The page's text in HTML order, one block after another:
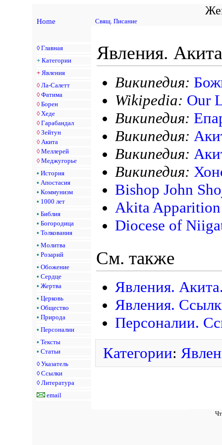
Home Свящ. Писание
◊ Главная
+ Категории
+ Явления
◊ Ла-Салетт
◊ Фатима
◊ Борен
◊ Хеде
◊ Гарабандал
◊ Зейтун
◊ Акита
◊ Меллерей
◊ Меджугорье
• История
• Апостасия
• Коммунизм
• 1000 лет
• Библия
• Богородица
• Толкования
• Молитва
• Розарий
• Обожение
• Сердце
• Жертва
• Церковь
• Общество
• Природа
• Персоналии
• Тексты
• Статьи
◊ Указатель
◊ Ссылки
◊ Литература
email
Явления.
Википедия:
Wikipedia: Our
Википедия:
Википедия:
Википедия:
Википедия:
Bishop John
Akita
Diocese of
См. также
Явления.
Явления.
Персоналии.
Категории: